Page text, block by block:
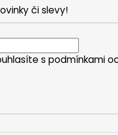
či slevy!
s podmínkami